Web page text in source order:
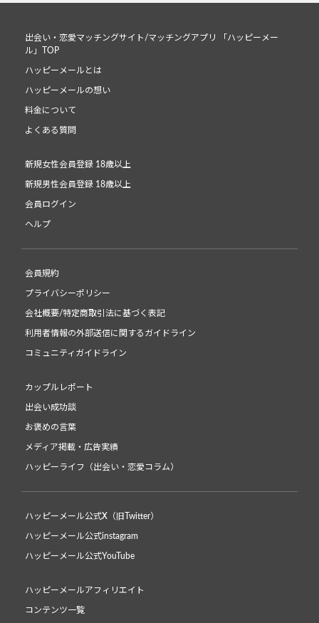
出会い・恋愛マッチングサイト/マッチングアプリ 「ハッピーメー
ル」TOP
ハッピーメールとは
ハッピーメールの想い
料金について
よくある質問
新規女性会員登録 18歳以上
新規男性会員登録 18歳以上
会員ログイン
ヘルプ
会員規約
プライバシーポリシー
会社概要/特定商取引法に基づく表記
利用者情報の外部送信に関するガイドライン
コミュニティガイドライン
カップルレポート
出会い成功談
お褒めの言葉
メディア掲載・広告実績
ハッピーライフ（出会い・恋愛コラム）
ハッピーメール公式X（旧Twitter）
ハッピーメール公式instagram
ハッピーメール公式YouTube
ハッピーメールアフィリエイト
コンテンツ一覧